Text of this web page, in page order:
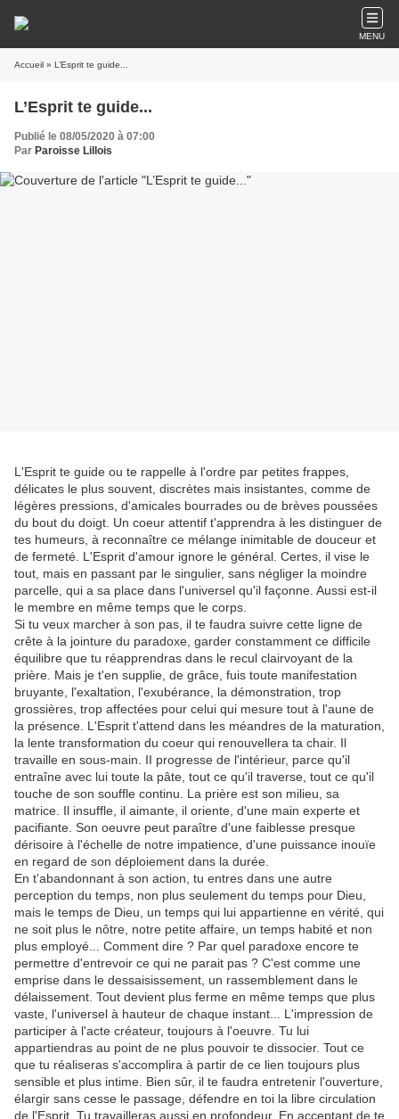
MENU
Accueil » L’Esprit te guide...
L’Esprit te guide...
Publié le 08/05/2020 à 07:00
Par Paroisse Lillois
L'Esprit te guide ou te rappelle à l'ordre par petites frappes,
délicates le plus souvent, discrètes mais insistantes, comme de
légères pressions, d'amicales bourrades ou de brèves poussées
du bout du doigt. Un coeur attentif t'apprendra à les distinguer de
tes humeurs, à reconnaître ce mélange inimitable de douceur et
de fermeté. L'Esprit d'amour ignore le général. Certes, il vise le
tout, mais en passant par le singulier, sans négliger la moindre
parcelle, qui a sa place dans l'universel qu'il façonne. Aussi est-il
le membre en même temps que le corps.
Si tu veux marcher à son pas, il te faudra suivre cette ligne de
crête à la jointure du paradoxe, garder constamment ce difficile
équilibre que tu réapprendras dans le recul clairvoyant de la
prière. Mais je t'en supplie, de grâce, fuis toute manifestation
bruyante, l'exaltation, l'exubérance, la démonstration, trop
grossières, trop affectées pour celui qui mesure tout à l'aune de
la présence. L'Esprit t'attend dans les méandres de la maturation,
la lente transformation du coeur qui renouvellera ta chair. Il
travaille en sous-main. II progresse de l'intérieur, parce qu'il
entraîne avec lui toute la pâte, tout ce qu'il traverse, tout ce qu'il
touche de son souffle continu. La prière est son milieu, sa
matrice. Il insuffle, il aimante, il oriente, d'une main experte et
pacifiante. Son oeuvre peut paraître d'une faiblesse presque
dérisoire à l'échelle de notre impatience, d'une puissance inouïe
en regard de son déploiement dans la durée.
En t'abandonnant à son action, tu entres dans une autre
perception du temps, non plus seulement du temps pour Dieu,
mais le temps de Dieu, un temps qui lui appartienne en vérité, qui
ne soit plus le nôtre, notre petite affaire, un temps habité et non
plus employé... Comment dire ? Par quel paradoxe encore te
permettre d'entrevoir ce qui ne parait pas ? C'est comme une
emprise dans le dessaisissement, un rassemblement dans le
délaissement. Tout devient plus ferme en même temps que plus
vaste, l'universel à hauteur de chaque instant... L'impression de
participer à l'acte créateur, toujours à l'oeuvre. Tu lui
appartiendras au point de ne plus pouvoir te dissocier. Tout ce
que tu réaliseras s'accomplira à partir de ce lien toujours plus
sensible et plus intime. Bien sûr, il te faudra entretenir l'ouverture,
élargir sans cesse le passage, défendre en toi la libre circulation
de l'Esprit. Tu travailleras aussi en profondeur. En acceptant de te